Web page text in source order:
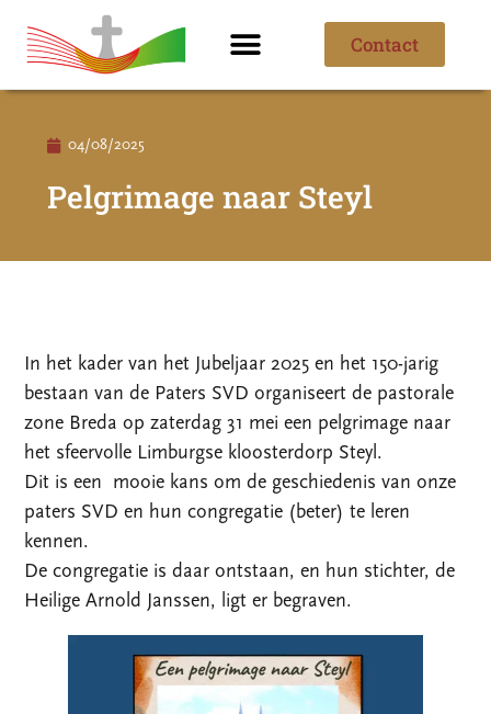
Contact
04/08/2025
Pelgrimage naar Steyl
In het kader van het Jubeljaar 2025 en het 150-jarig
bestaan van de Paters SVD organiseert de pastorale
zone Breda op zaterdag 31 mei een pelgrimage naar
het sfeervolle Limburgse kloosterdorp Steyl.
Dit is een mooie kans om de geschiedenis van onze
paters SVD en hun congregatie (beter) te leren
kennen.
De congregatie is daar ontstaan, en hun stichter, de
Heilige Arnold Janssen, ligt er begraven.